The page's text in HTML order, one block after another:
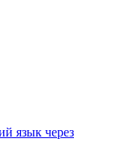
язык через